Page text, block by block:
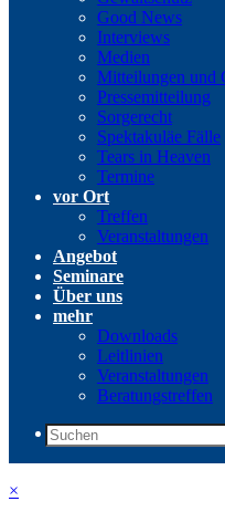
Good News
Interviews
Medien
Mitteilungen und
Pressemitteilung
Sorgerecht
Spektakuläe Fälle
Tears in Heaven
Termine
vor Ort
Treffen
Veranstaltungen
Angebot
Seminare
Über uns
mehr
Downloads
Leitlinien
Veranstaltungen
Beratungstreffen
×